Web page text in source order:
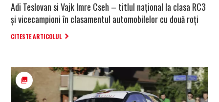
Adi Teslovan si Vajk Imre Cseh – titlul național la clasa RC3
și vicecampioni în clasamentul automobilelor cu două roți
CITESTE ARTICOLUL